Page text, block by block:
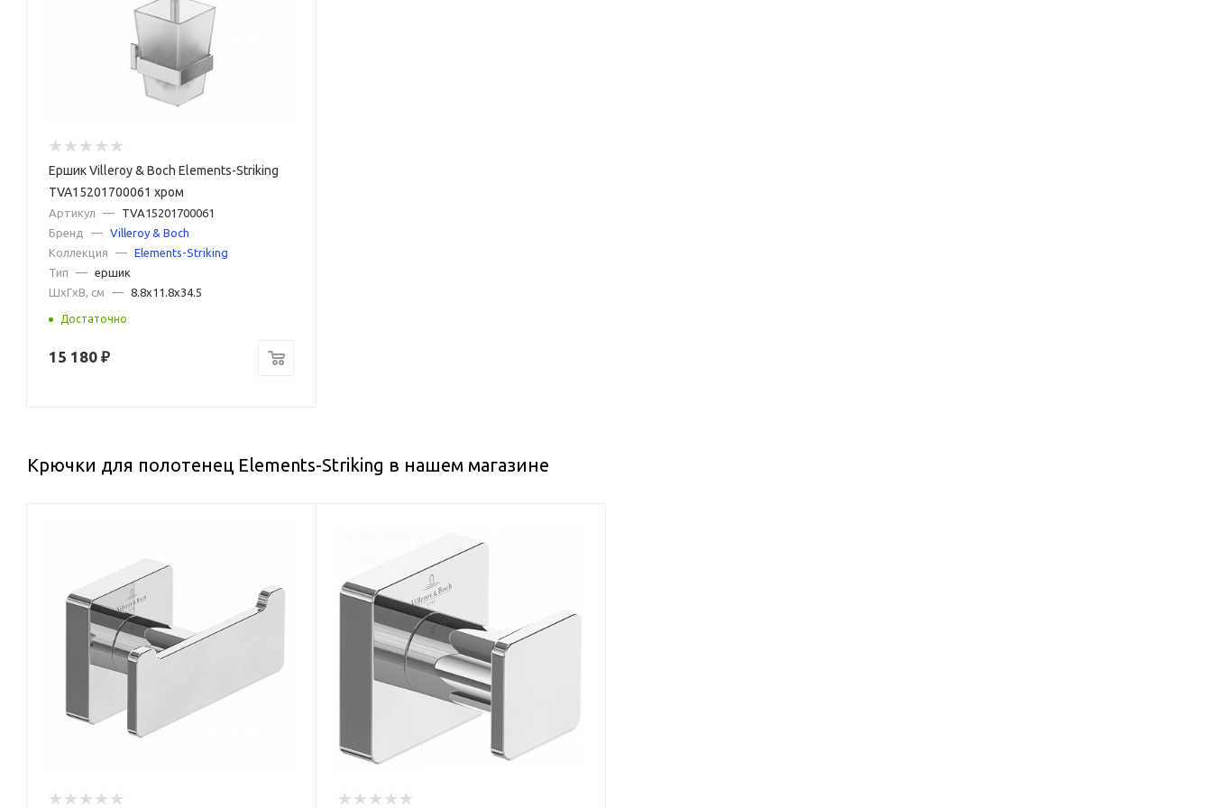
Ершик Villeroy & Boch Elements-Striking
TVA15201700061 хром
Артикул —
TVA15201700061
Бренд
— Villeroy & Boch
Коллекция
— Elements-Striking
Тип
— ершик
ШxГxВ, см
— 8.8x11.8x34.5
Достаточно
15 180 ₽
Крючки для полотенец Elements-Striking в нашем магазине